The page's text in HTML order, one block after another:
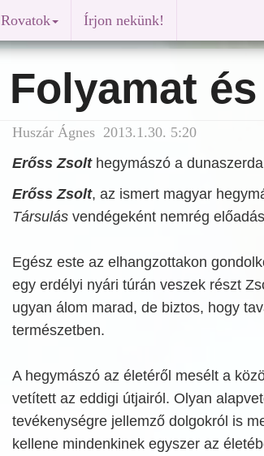
Rovatok Írjon nekünk!
Folyamat
Huszár Ágnes 2013.1.30. 5:20
Erőss Zsolthegymászó a
Erőss Zsolt, az ismert magyar
Társulásvendégeként nemrég
Egész este az elhangzottakon
egy erdélyi nyári túrán veszek részt
ugyan álom marad, de biztos, hogy
természetben.
A hegymászó az életéről mesélt a
vetített az eddigi útjairól. Olyan
tevékenységre jellemző dolgokról is
kellene mindenkinek egyszer az